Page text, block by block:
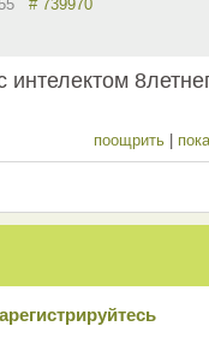
# 739970
поощрить